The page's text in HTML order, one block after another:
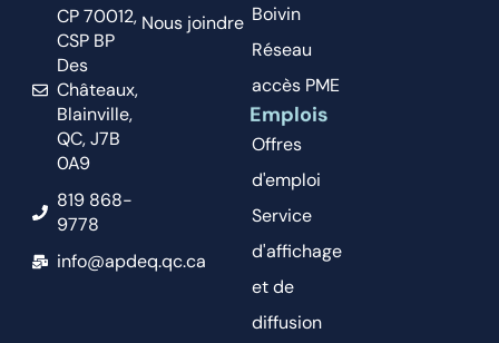
CP 70012,
CSP BP
Des
Châteaux,
Blainville,
QC, J7B
0A9
819 868-
9778
info@apdeq.qc.ca
Nous joindre Boivin
Réseau
accès PME
Emplois
Offres
d'emploi
Service
d'affichage
et de
diffusion